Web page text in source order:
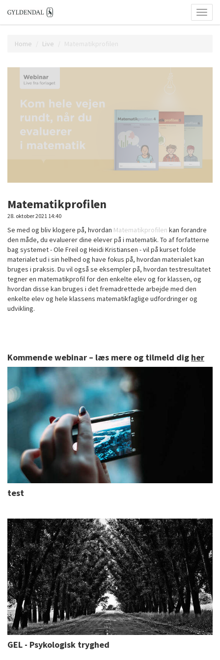
Home Live Matematikprofilen
Matematikprofilen
28. oktober 2021 14:40
Se med og bliv klogere på, hvordan Matematikprofilen kan forandre
den måde, du evaluerer dine elever på i matematik. To af forfatterne
bag systemet - Ole Freil og Heidi Kristiansen - vil på kurset folde
materialet ud i sin helhed og have fokus på, hvordan materialet kan
bruges i praksis. Du vil også se eksempler på, hvordan testresultatet
tegner en matematikprofil for den enkelte elev og for klassen, og
hvordan disse kan bruges i det fremadrettede arbejde med den
enkelte elev og hele klassens matematikfaglige udfordringer og
udvikling.
Kommende webinar – læs mere og tilmeld dig her
test
GEL - Psykologisk tryghed